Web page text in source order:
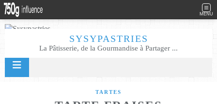
MENU
SYSYPASTRIES
La Pâtisserie, de la Gourmandise à Partager ...
TARTES